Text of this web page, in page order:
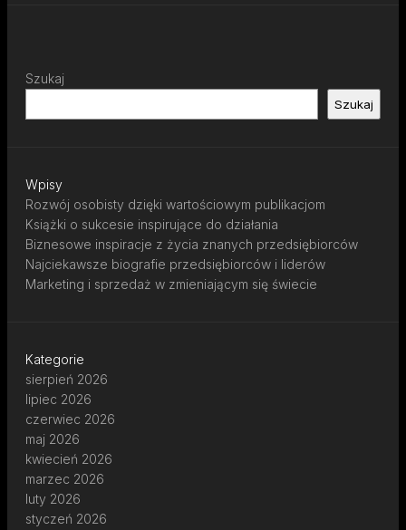
Szukaj
Szukaj
Wpisy
Rozwój osobisty dzięki wartościowym publikacjom
Książki o sukcesie inspirujące do działania
Biznesowe inspiracje z życia znanych przedsiębiorców
Najciekawsze biografie przedsiębiorców i liderów
Marketing i sprzedaż w zmieniającym się świecie
Kategorie
sierpień 2026
lipiec 2026
czerwiec 2026
maj 2026
kwiecień 2026
marzec 2026
luty 2026
styczeń 2026